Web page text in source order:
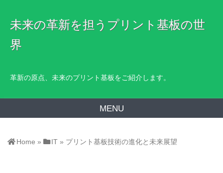
未来の革新を担うプリント基板の世
界
革新の原点、未来のプリント基板をご紹介します。
MENU
Home » IT » プリント基板技術の進化と未来展望